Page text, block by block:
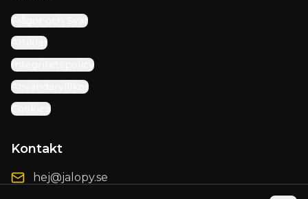
Frågor och Svar
Artiklar
Integritetspolicy
Användarvillkor
Cookies
Kontakt
hej@jalopy.se